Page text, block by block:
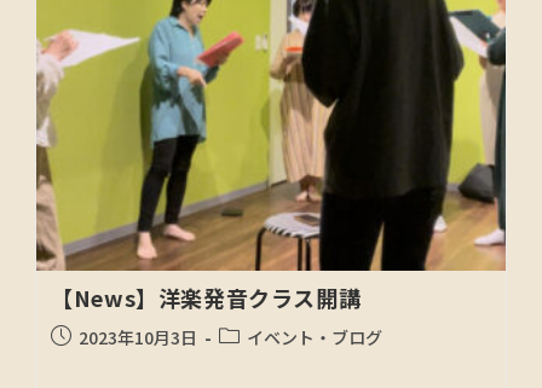
【News】洋楽発音クラス開講
2023年10月3日 イベント・ブログ